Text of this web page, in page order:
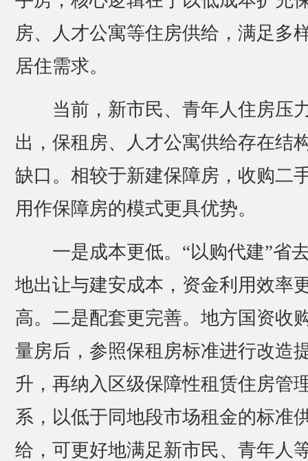
房、人才公寓等住房供给，满足多
居住需求。
当前，新市民、青年人住房压
出，保租房、人才公寓供给存在结
缺口。相较于新建保障房，收购二
用作保障房的模式更具优势。
一是成本更低。“以购代建”省
地出让与建安成本，资金利用效率
高。二是配套更完善。地方国资收
量房后，参照保租房标准进行改造
升，再纳入区级保障性租赁住房管
系，以低于同地段市场租金的标准
给，可更好地满足新市民、青年人